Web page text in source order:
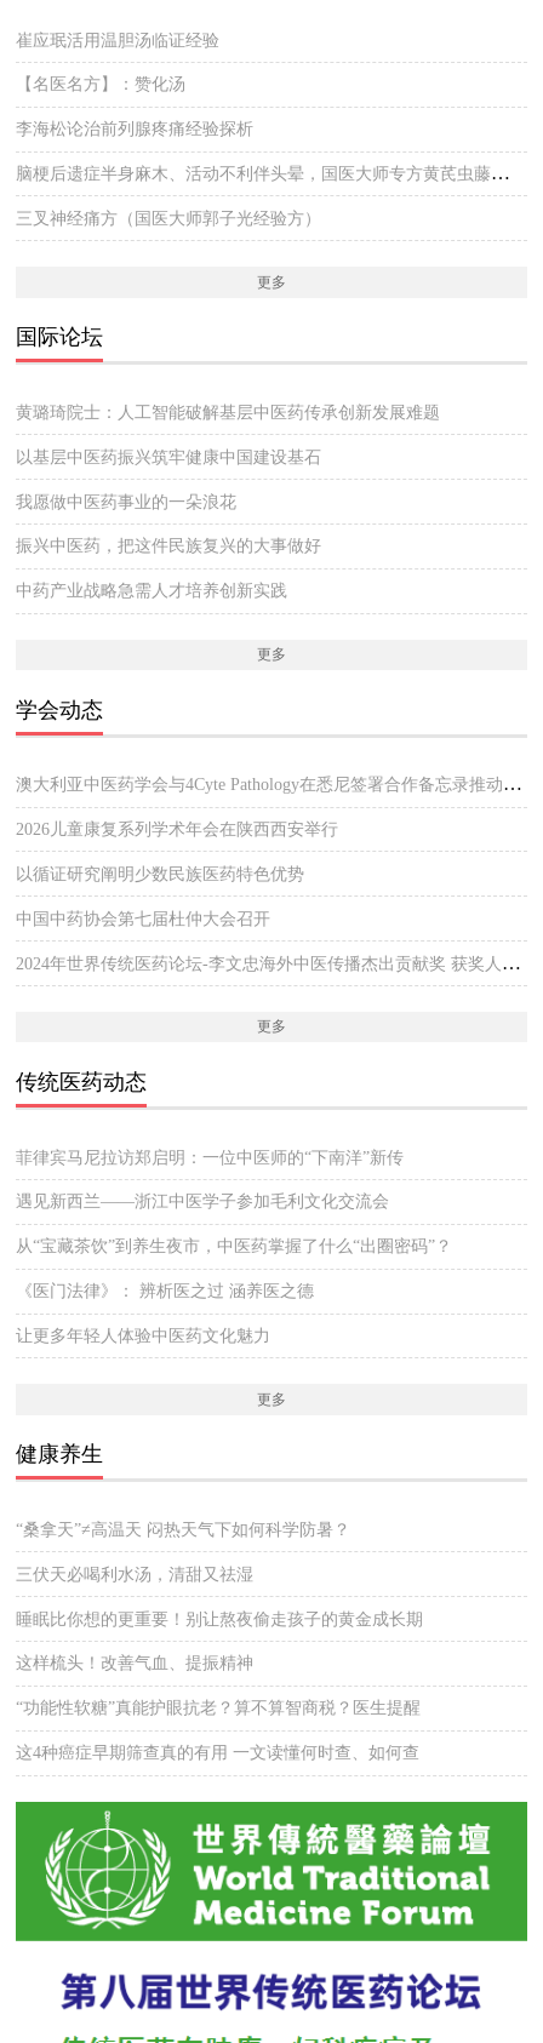
崔应珉活用温胆汤临证经验
【名医名方】：赞化汤
李海松论治前列腺疼痛经验探析
脑梗后遗症半身麻木、活动不利伴头晕，国医大师专方黄芪虫藤饮的实战医案
三叉神经痛方（国医大师郭子光经验方）
更多
国际论坛
黄璐琦院士：人工智能破解基层中医药传承创新发展难题
以基层中医药振兴筑牢健康中国建设基石
我愿做中医药事业的一朵浪花
振兴中医药，把这件民族复兴的大事做好
中药产业战略急需人才培养创新实践
更多
学会动态
澳大利亚中医药学会与4Cyte Pathology在悉尼签署合作备忘录推动中医临床与现代病理检测协作 开启澳大利亚中医专业发展新篇章
2026儿童康复系列学术年会在陕西西安举行
以循证研究阐明少数民族医药特色优势
中国中药协会第七届杜仲大会召开
2024年世界传统医药论坛-李文忠海外中医传播杰出贡献奖 获奖人员公示
更多
传统医药动态
菲律宾马尼拉访郑启明：一位中医师的“下南洋”新传
遇见新西兰——浙江中医学子参加毛利文化交流会
从“宝藏茶饮”到养生夜市，中医药掌握了什么“出圈密码”？
《医门法律》： 辨析医之过 涵养医之德
让更多年轻人体验中医药文化魅力
更多
健康养生
“桑拿天”≠高温天 闷热天气下如何科学防暑？
三伏天必喝利水汤，清甜又祛湿
睡眠比你想的更重要！别让熬夜偷走孩子的黄金成长期
这样梳头！改善气血、提振精神
“功能性软糖”真能护眼抗老？算不算智商税？医生提醒
这4种癌症早期筛查真的有用 一文读懂何时查、如何查